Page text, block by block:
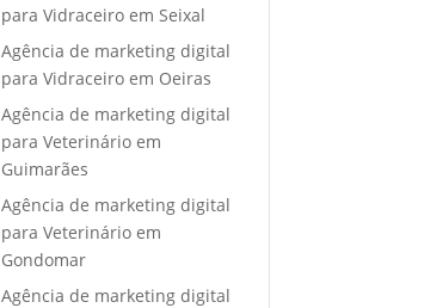
para Vidraceiro em Seixal
Agência de marketing digital
para Vidraceiro em Oeiras
Agência de marketing digital
para Veterinário em
Guimarães
Agência de marketing digital
para Veterinário em
Gondomar
Agência de marketing digital